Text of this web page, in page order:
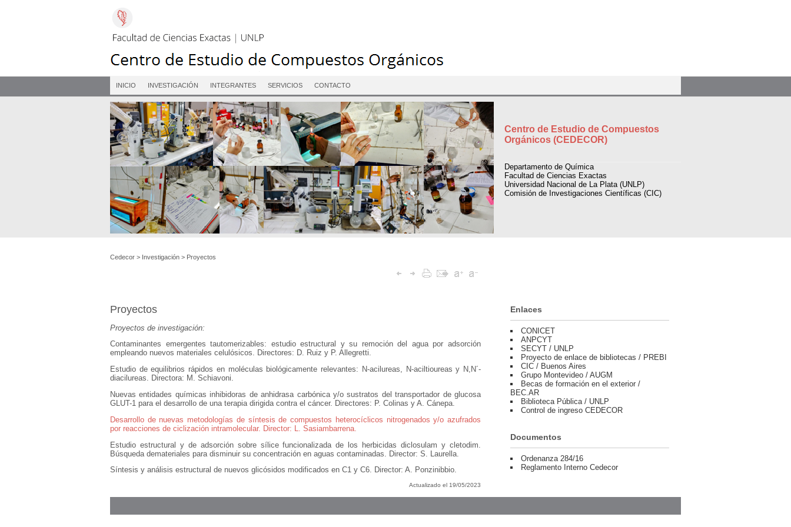
INICIO INVESTIGACIÓN INTEGRANTES SERVICIOS CONTACTO
Centro de Estudio de Compuestos
Orgánicos (CEDECOR)
Departamento de Química
Facultad de Ciencias Exactas
Universidad Nacional de La Plata (UNLP)
Comisión de Investigaciones Científicas (CIC)
Cedecor > Investigación > Proyectos
Proyectos
Proyectos de investigación:
Contaminantes emergentes tautomerizables: estudio estructural y su remoción del agua por adsorción
empleando nuevos materiales celulósicos. Directores: D. Ruiz y P. Allegretti.
Estudio de equilibrios rápidos en moléculas biológicamente relevantes: N-acilureas, N-aciltioureas y N,N´-
diacilureas. Directora: M. Schiavoni.
Nuevas entidades químicas inhibidoras de anhidrasa carbónica y/o sustratos del transportador de glucosa
GLUT-1 para el desarrollo de una terapia dirigida contra el cáncer. Directores: P. Colinas y A. Cánepa.
Desarrollo de nuevas metodologías de síntesis de compuestos heterocíclicos nitrogenados y/o azufrados
por reacciones de ciclización intramolecular. Director: L. Sasiambarrena.
Estudio estructural y de adsorción sobre sílice funcionalizada de los herbicidas diclosulam y cletodim.
Búsqueda demateriales para disminuir su concentración en aguas contaminadas. Director: S. Laurella.
Síntesis y análisis estructural de nuevos glicósidos modificados en C1 y C6. Director: A. Ponzinibbio.
Actualizado el 19/05/2023
Enlaces
CONICET
ANPCYT
SECYT / UNLP
Proyecto de enlace de bibliotecas / PREBI
CIC / Buenos Aires
Grupo Montevideo / AUGM
Becas de formación en el exterior /
BEC.AR
Biblioteca Pública / UNLP
Control de ingreso CEDECOR
Documentos
Ordenanza 284/16
Reglamento Interno Cedecor